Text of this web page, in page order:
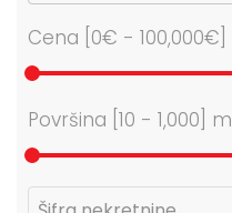
Cena [ 0€ - 100,000€
Površina [ 10 - 1,000 ] m